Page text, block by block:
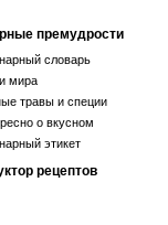
премудрости
словарь
мира
травы и специи
о вкусном
этикет
рецептов